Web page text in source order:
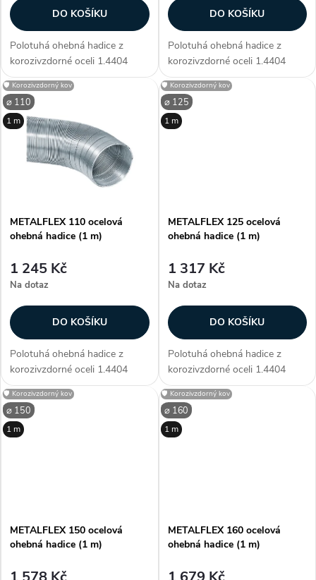
o
d
u
k
o
d
u
k
ů
DO KOŠÍKU
Polotuhá ohebná hadice z
korozivzdorné oceli 1.4404
(ČSN 10088-1) AISI 316L. pro
mechan. větrací a klimatická
vedení pro odtahy kouře a
prachu jako komínové vložky
silně...
DO KOŠÍKU
Polotuhá ohebná hadice z
korozivzdorné oceli 1.4404
(ČSN 10088-1) AISI 316L. pro
mechan. větrací a klimatická
vedení pro odtahy kouře a
prachu jako komínové vložky
🛡️ Korozivzdorný kov
1 m
⌀ 110
METALFLEX 110 ocelová
ohebná hadice (1 m)
1 245 Kč
Na dotaz
DO KOŠÍKU
Polotuhá ohebná hadice z
korozivzdorné oceli 1.4404
(ČSN 10088-1) AISI 316L. pro
mechan. větrací a klimatická
vedení pro odtahy kouře a
prachu jako komínové vložky
⌀ 125
🛡️ Korozivzdorný kov
1 m
METALFLEX 125 ocelová
ohebná hadice (1 m)
1 317 Kč
Na dotaz
DO KOŠÍKU
Polotuhá ohebná hadice z
korozivzdorné oceli 1.4404
(ČSN 10088-1) AISI 316L. pro
mechan. větrací a klimatická
vedení pro odtahy kouře a
prachu jako komínové vložky
⌀ 150
🛡️ Korozivzdorný kov
1 m
METALFLEX 150 ocelová
ohebná hadice (1 m)
⌀ 160
🛡️ Korozivzdorný kov
1 m
METALFLEX 160 ocelová
ohebná hadice (1 m)